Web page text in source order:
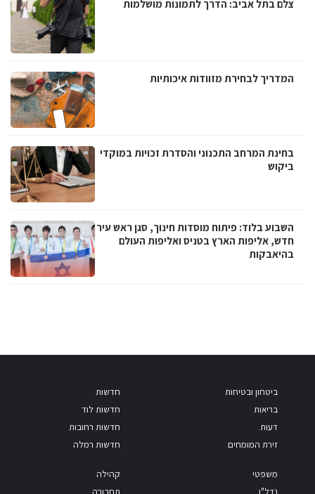
צלם בתל אביב: הדרך לתמונות מושלמות
המדריך לבחירת מזוודות איכותיות
בחינת המרחב התכנוני והסדרת זכויות במוקדי
ביקוש
השבוע בלוד: פיתוח מוסדות חינוך, סגן ראש עיר
חדש, אליפות הארץ בטניס ואליפות העולם
בהיאבקות
ביטחון ובטיחות
בריאות
דעות
זירת המומחים
חדשות
חדשות לוד
חדשות רחובות
חדשות רמלה
משפטי
נדל"ן
קהילה
תחבורה